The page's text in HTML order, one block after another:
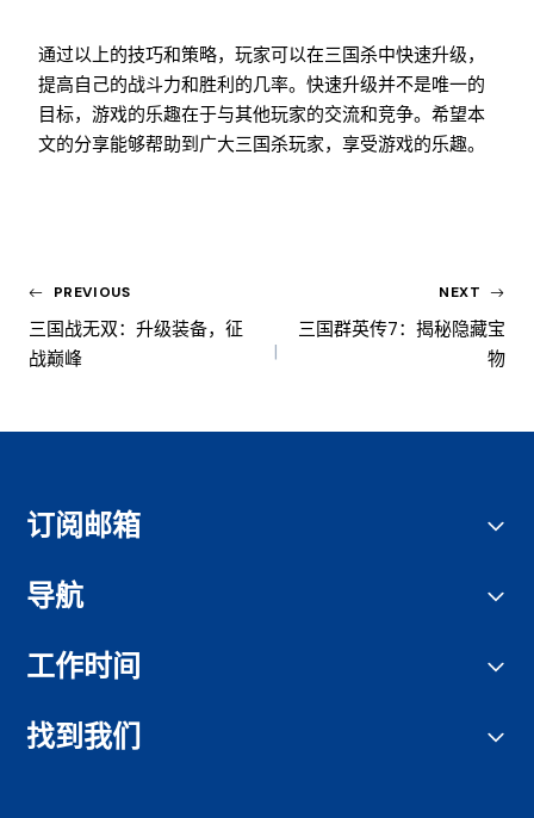
通过以上的技巧和策略，玩家可以在三国杀中快速升级，
提高自己的战斗力和胜利的几率。快速升级并不是唯一的
目标，游戏的乐趣在于与其他玩家的交流和竞争。希望本
文的分享能够帮助到广大三国杀玩家，享受游戏的乐趣。
PREVIOUS
三国战无双：升级装备，征
战巅峰
NEXT
三国群英传7：揭秘隐藏宝
物
订阅邮箱
导航
工作时间
找到我们